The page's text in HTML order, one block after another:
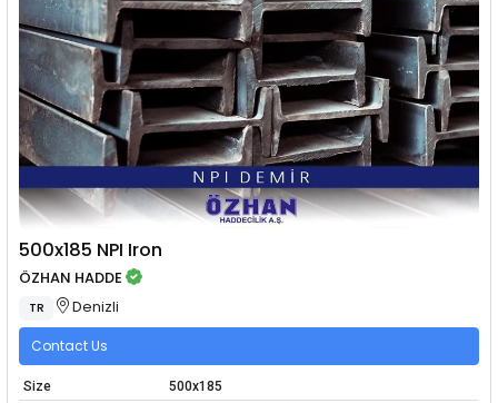
500x185 NPI Iron
ÖZHAN HADDE
TR Denizli
Contact Us
Size
500x185